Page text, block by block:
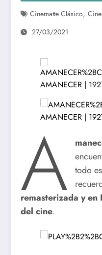
Cinematte Clásico,
27/03/2021
A
todo
remasterizada y
del cine.